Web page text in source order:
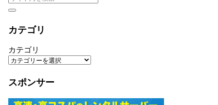
カテゴリ
カテゴリ
スポンサー